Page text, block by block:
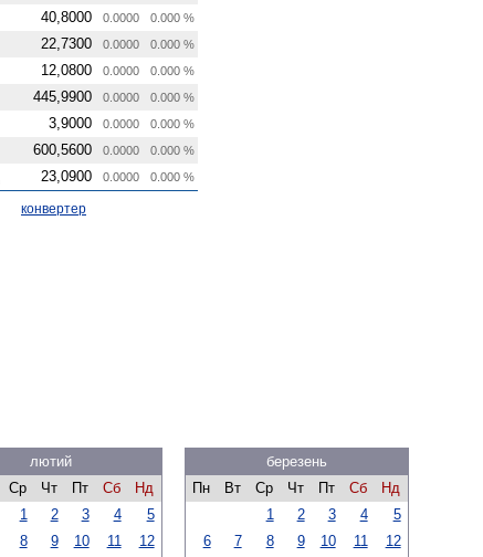
40,8000 0.0000 0.000 %
22,7300 0.0000 0.000 %
12,0800 0.0000 0.000 %
445,9900 0.0000 0.000 %
3,9000 0.0000 0.000 %
600,5600 0.0000 0.000 %
23,0900 0.0000 0.000 %
конвертер
лютий
Ср Чт Пт Сб
Нд
1
2 3 4
5
8 9 10 11
12
березень
Пн
Вт Ср Чт Пт Сб
Нд
1
2 3 4
5
6
7 8 9 10 11
12